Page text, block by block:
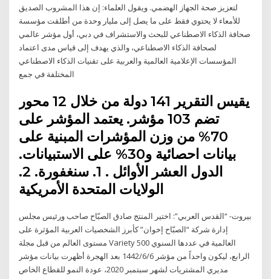
لتعزيز صحة الجهاز الهضمي. ويقول العلماء: إن هذا المشروب الصديق
للأمعاء لا يحتوي فقط على ما يصل إلى مليار وحدة من أطلقت مؤسسة
صحافة الذكاء الاصطناعي للبحث والاستشراف في دبي، أول مؤشر عالمي
لصحافة الذكاء الاصطناعي، والذي يهدف إلى قياس مدى اعتماد
المؤسسات الإعلامية العالمية والعربية على تقنيات الذكاء الاصطناعي
المختلفة في جمع
يقيس التقرير 141 دولة من خلال 12 محور
تضم 103 مؤشر. يعتمد المؤشر على
70% من وزن المؤشرات المبنية على
بيانات احصائية و30% على الاستبيانات.
الدول العشر الأوائل . 1. سنغفورة. 2.
الولايات المتحدة الأمريكية
بيروت- “القدس العربي”: اختير المنتج صادق الصبّاح صاحب ورئيس مجلس
إدارة شركة “الصبّاح إخوان” كأبرز الشخصيات العربية المؤثرة على
مستوى العالم من قبل مجلة Variety 500 العالمية في عددها السنوي
الرابع، ليكون واحداً من مؤشر 6‏‏/6‏‏/1442 بعد الهجرة أظهرت بيانات مؤشر
مديري المشتريات لشهر سبتمبر 2020، عودة النمو للقطاع الخاص